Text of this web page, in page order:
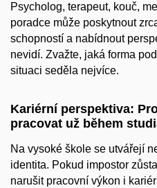
Psycholog, terapeut, kouč,
poradce může poskytnout
schopností a nabídnout
nevidí. Zvažte, jaká forma
situaci seděla nejvíce.
Kariérní perspektiva:
pracovat už během
Na vysoké škole se utvářejí
identita. Pokud impostor
narušit pracovní výkon i